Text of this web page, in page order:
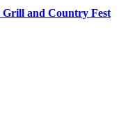
Grill and Country Fest